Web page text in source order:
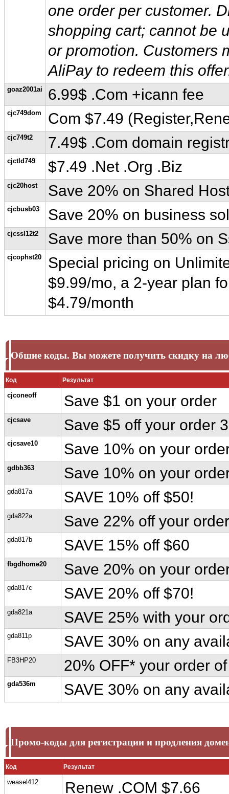
one order per customer.
shopping cart; cannot be
or promotion. Customers
AliPay to redeem this
goaz2001ai 6.99$ .Com +icann fee
cjc749dom Com $7.49
cjc749t2 7.49$ .Com domain
cjctld749 $7.49 .Net .Org .Biz
cjc20host Save 20% on Shared
cjcbusb03 Save 20% on business
cjcssl12t2 Save more than 50% on
cjcophst20
Special pricing on
$9.99/mo, a 2-year plan
$4.79/month
Обшие коды. Вы можете получить скидку на
Код Результат
cjconeoff Save $1 on your order
cjcsave Save $5 off your order
cjcsave10 Save 10% on your
gdbb363 Save 10% on your
gda817a SAVE 10% off $50!
gda822a Save 22% off your
gda817b SAVE 15% off $60
fbgdhome20 Save 20% on your
gda817c SAVE 20% off $70!
gda821a SAVE 25% with your
gda811p SAVE 30% on any
FB3HP20 20% OFF* your order
gda536m SAVE 30% on any
Промо-коды для регистрации и продления
Код Результат
weasel412 Renew .COM $7.66